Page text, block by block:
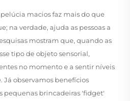
macios faz mais do que
na verdade, ajuda as pessoas a
mostram que, quando as
tipo de objeto sensorial,
no momento e a sentir níveis
Já observamos benefícios
pequenas brincadeiras 'fidget'